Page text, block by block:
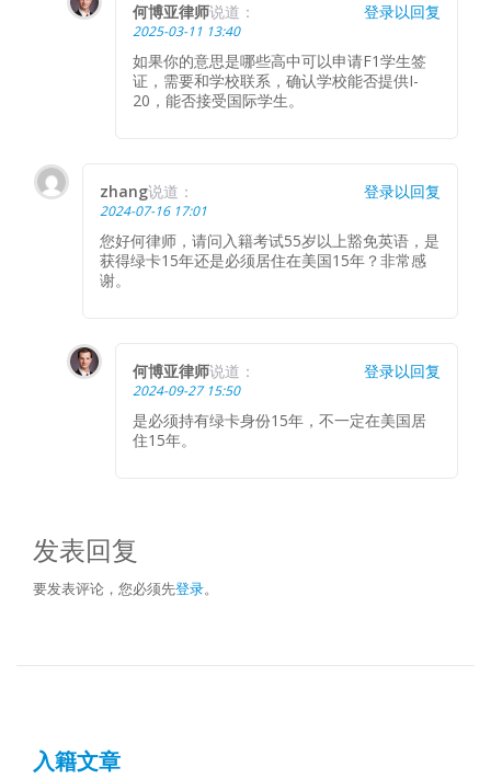
何博亚律师说道：
2025-03-11 13:40
如果你的意思是哪些高中可以申请F1学生签
证，需要和学校联系，确认学校能否提供I-
20，能否接受国际学生。
登录以回复
zhang说道：
2024-07-16 17:01
您好何律师，请问入籍考试55岁以上豁免英语，是
获得绿卡15年还是必须居住在美国15年？非常感
谢。
登录以回复
何博亚律师说道：
2024-09-27 15:50
是必须持有绿卡身份15年，不一定在美国居
住15年。
登录以回复
发表回复
要发表评论，您必须先登录。
入籍文章